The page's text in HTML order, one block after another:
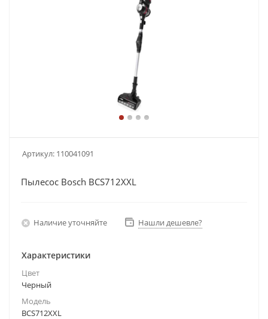
Артикул: 110041091
Пылесос Bosch BCS712XXL
Наличие уточняйте Нашли дешевле?
Характеристики
Цвет
Черный
Модель
BCS712XXL